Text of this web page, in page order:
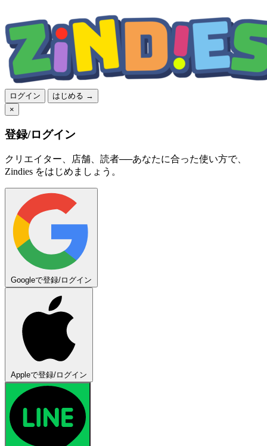
ログイン
はじめる →
×
登録/ログイン
クリエイター、店舗、読者──あなたに合った使い方で、
Zindies をはじめましょう。
Googleで登録/ログイン
Appleで登録/ログイン